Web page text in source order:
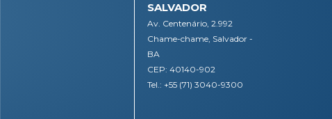
SALVADOR
Av. Centenário, 2.992
Chame-chame, Salvador -
BA
CEP: 40140-902
Tel.: +55 (71) 3040-9300